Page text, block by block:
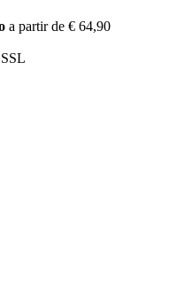
a partir de € 64,90